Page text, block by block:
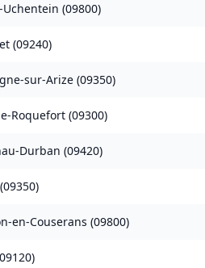
Uchentein (09800)
(09240)
sur-Arize (09350)
Roquefort (09300)
Durban (09420)
(09350)
en-Couserans (09800)
09120)